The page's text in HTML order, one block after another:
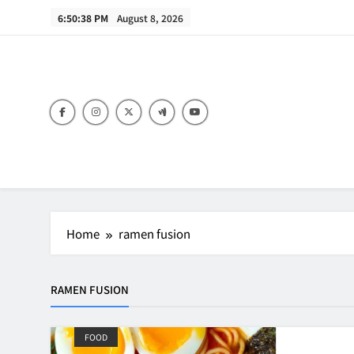
6:50:38 PM August 8, 2026
Home ramen fusion
RAMEN FUSION
FOOD